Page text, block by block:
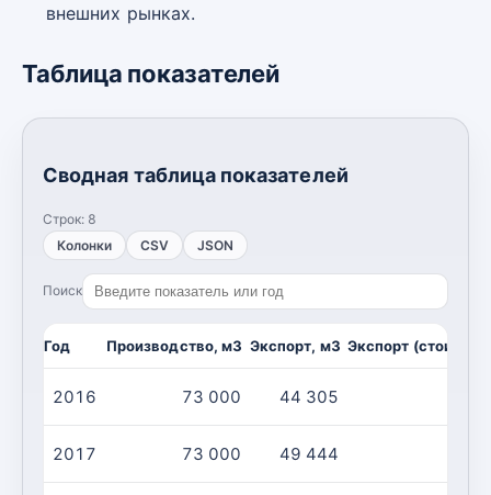
внешних рынках.
Таблица показателей
Сводная таблица показателей
Строк: 8
Колонки
CSV JSON
Поиск
Год Производство, м3 Экспорт, м3 Экспорт
2016 73 000 44 305
2017 73 000 49 444